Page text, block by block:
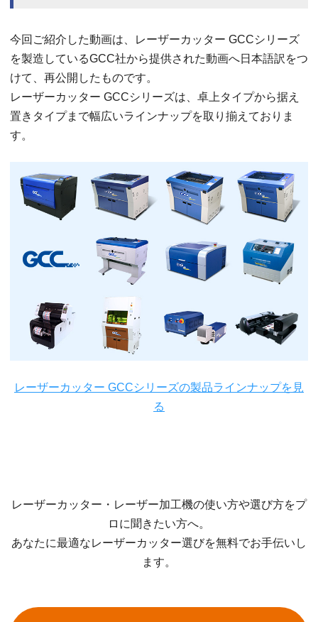
今回ご紹介した動画は、レーザーカッター GCCシリーズ
を製造しているGCC社から提供された動画へ日本語訳をつ
けて、再公開したものです。
レーザーカッター GCCシリーズは、卓上タイプから据え
置きタイプまで幅広いラインナップを取り揃えておりま
す。
レーザーカッター GCCシリーズの製品ラインナップを見
る
レーザーカッター・レーザー加工機の使い方や選び方をプ
ロに聞きたい方へ。
あなたに最適なレーザーカッター選びを無料でお手伝いし
ます。